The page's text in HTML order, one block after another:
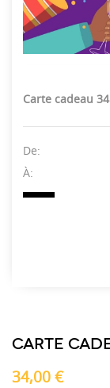
Carte cadeau
De:
À:
CARTE
34,00€